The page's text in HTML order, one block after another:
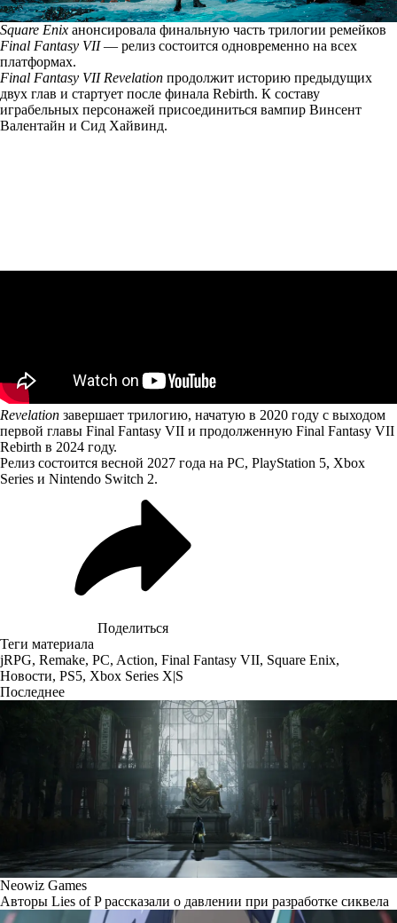
Square Enix анонсировала финальную часть трилогии ремейков
Final Fantasy VII— релиз состоится одновременно на всех
платформах.
Final Fantasy VII Revelation продолжит историю предыдущих
двух глав и стартует после финала Rebirth. К составу
играбельных персонажей присоединиться вампир Винсент
Валентайн и Сид Хайвинд.
Revelation завершает трилогию, начатую в 2020 году с выходом
первой главы Final Fantasy VII и продолженную Final Fantasy VII
Rebirth в 2024 году.
Релиз состоится весной 2027 года на PC, PlayStation 5, Xbox
Series и Nintendo Switch 2.
Поделиться
Теги материала
jRPG, Remake, PC, Action, Final Fantasy VII, Square Enix,
Новости, PS5, Xbox Series X|S
Последнее
Neowiz Games
Авторы Lies of P рассказали о давлении при разработке сиквела